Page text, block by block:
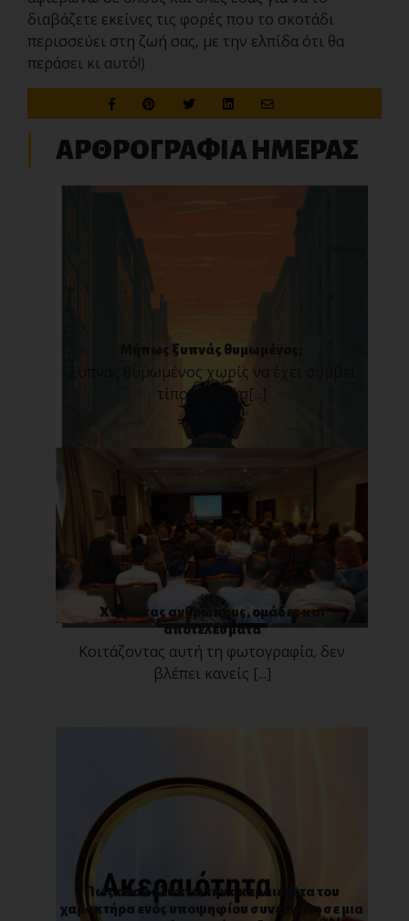
διαβάζετε εκείνες τις φορές που το σκοτάδι
περισσεύει στη ζωή σας, με την ελπίδα ότι θα
περάσει κι αυτό!)
ΑΡΘΡΟΓΡΑΦΙΑ ΗΜΕΡΑΣ
Μήπως ξυπνάς θυμωμένος;
Ξυπνάς θυμωμένος χωρίς να έχει συμβεί
τίποτα; Πρόσ[...]
Χτίζοντας ανθρώπους, ομάδες και
αποτελέσματα
Κοιτάζοντας αυτή τη φωτογραφία, δεν
βλέπει κανείς [...]
Πως ανακαλύπτω την ακεραιότητα του
χαρακτήρα ενός υποψηφίου συνεργάτη σε μια